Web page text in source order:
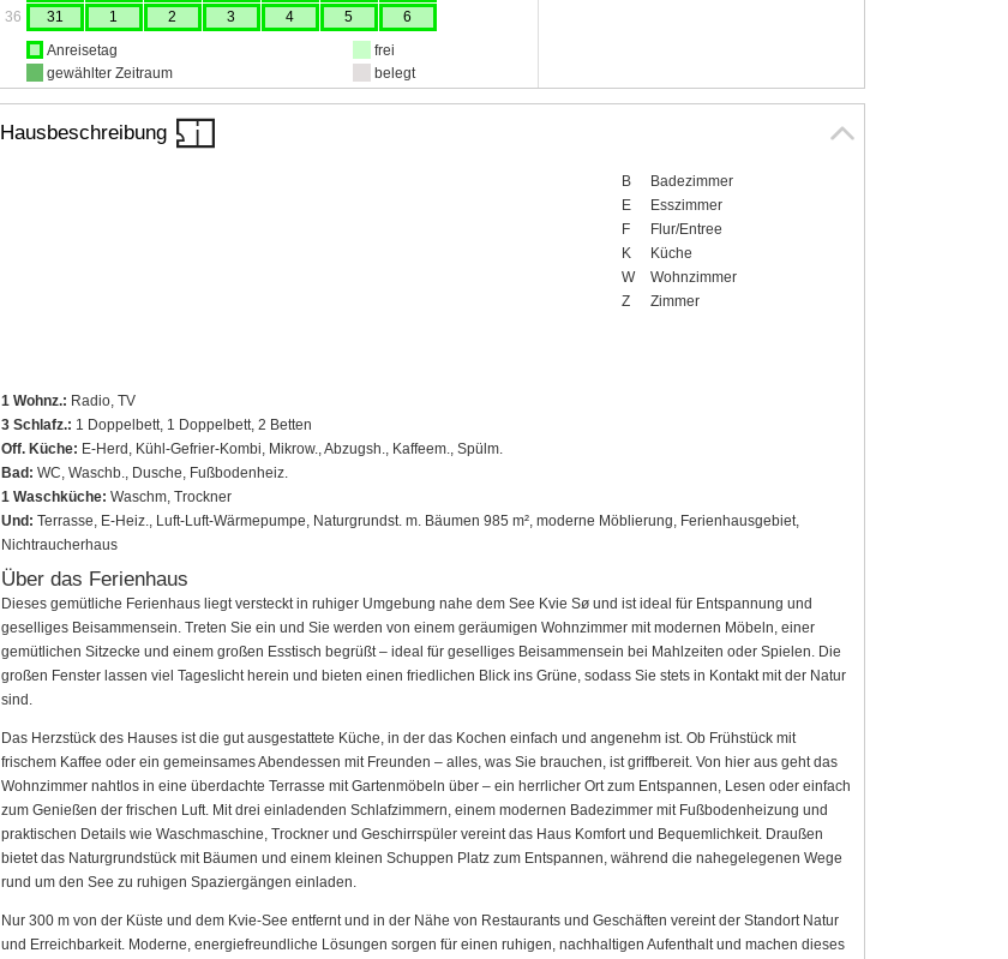
36
31 1 2 3 4 5
6
Anreisetag
gewählter Zeitraum
frei
belegt
Hausbeschreibung
B
Badezimmer
E
Esszimmer
F
Flur/Entree
K
Küche
W
Wohnzimmer
Z
Zimmer
1 Wohnz.: Radio, TV
3 Schlafz.: 1 Doppelbett, 1 Doppelbett, 2 Betten
Off. Küche: E-Herd, Kühl-Gefrier-Kombi, Mikrow., Abzugsh., Kaffeem., Spülm.
Bad: WC, Waschb., Dusche, Fußbodenheiz.
1 Waschküche: Waschm, Trockner
Und: Terrasse, E-Heiz., Luft-Luft-Wärmepumpe, Naturgrundst. m. Bäumen 985 m², moderne Möblierung, Ferienhausgebiet,
Nichtraucherhaus
Über das Ferienhaus
Dieses gemütliche Ferienhaus liegt versteckt in ruhiger Umgebung nahe dem See Kvie Sø und ist ideal für Entspannung und
geselliges Beisammensein. Treten Sie ein und Sie werden von einem geräumigen Wohnzimmer mit modernen Möbeln, einer
gemütlichen Sitzecke und einem großen Esstisch begrüßt – ideal für geselliges Beisammensein bei Mahlzeiten oder Spielen. Die
großen Fenster lassen viel Tageslicht herein und bieten einen friedlichen Blick ins Grüne, sodass Sie stets in Kontakt mit der Natur
sind.
Das Herzstück des Hauses ist die gut ausgestattete Küche, in der das Kochen einfach und angenehm ist. Ob Frühstück mit
frischem Kaffee oder ein gemeinsames Abendessen mit Freunden – alles, was Sie brauchen, ist griffbereit. Von hier aus geht das
Wohnzimmer nahtlos in eine überdachte Terrasse mit Gartenmöbeln über – ein herrlicher Ort zum Entspannen, Lesen oder einfach
zum Genießen der frischen Luft. Mit drei einladenden Schlafzimmern, einem modernen Badezimmer mit Fußbodenheizung und
praktischen Details wie Waschmaschine, Trockner und Geschirrspüler vereint das Haus Komfort und Bequemlichkeit. Draußen
bietet das Naturgrundstück mit Bäumen und einem kleinen Schuppen Platz zum Entspannen, während die nahegelegenen Wege
rund um den See zu ruhigen Spaziergängen einladen.
Nur 300 m von der Küste und dem Kvie-See entfernt und in der Nähe von Restaurants und Geschäften vereint der Standort Natur
und Erreichbarkeit. Moderne, energiefreundliche Lösungen sorgen für einen ruhigen, nachhaltigen Aufenthalt und machen dieses